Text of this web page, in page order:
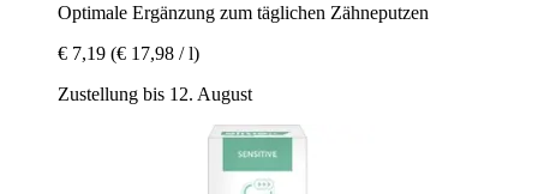
Optimale Ergänzung zum täglichen Zähneputzen
€ 7,19 (€ 17,98 / l)
Zustellung bis 12. August